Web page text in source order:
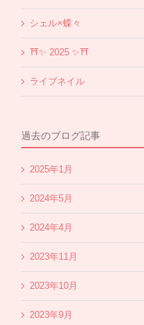
シェル×蝶々
⛩✨️ 2025 ✨️⛩
ライブネイル
過去のブログ記事
2025年1月
2024年5月
2024年4月
2023年11月
2023年10月
2023年9月